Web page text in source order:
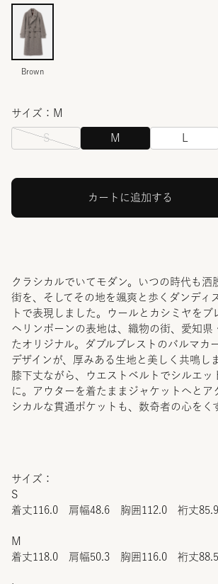
Brown
サイズ：M
S M
カートに追加する
クラシカルでいてモダン。いつの時代も洒
街を、そしてその地を颯爽と歩くダンディ
トで表現しました。ウールとカシミヤをブ
ヘリンボーンの表地は、織物の街、愛知県
たオリジナル。ダブルブレストのバルマカ
デザインが、厚みある生地と美しく共鳴し
膝下丈ながら、ウエストベルトでシルエッ
に。アウターを着たままジャケットへとア
シカルな貫通ポケットも、数奇者の心をく
サイズ：
S
着丈116.0 肩幅48.6 胸囲112.0 裄丈
M
着丈118.0 肩幅50.3 胸囲116.0 裄丈